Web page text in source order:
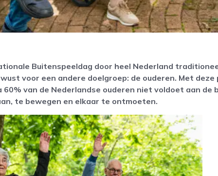
Buitenspeeldag door heel Nederland
voor een andere doelgroep: de ouderen. Met
van de Nederlandse ouderen niet voldoet aan de
te bewegen en elkaar te ontmoeten.